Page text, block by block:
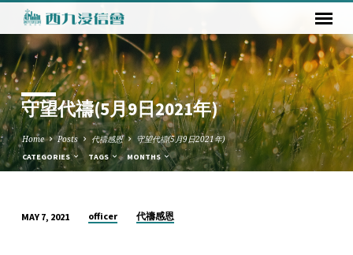
守望代禱(5月9日2021年)
Home Posts 代禱感恩 守望代禱(5月9日2021年)
CATEGORIES TAGS MONTHS
MAY 7, 2021 officer 代禱感恩